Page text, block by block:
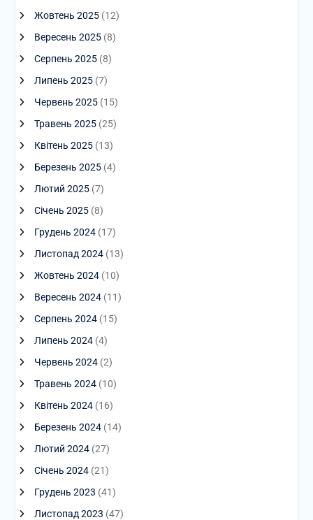
Жовтень 2025(12)
Вересень 2025(8)
Серпень 2025(8)
Липень 2025(7)
Червень 2025(15)
Травень 2025(25)
Квітень 2025(13)
Березень 2025(4)
Лютий 2025(7)
Січень 2025(8)
Грудень 2024(17)
Листопад 2024(13)
Жовтень 2024(10)
Вересень 2024(11)
Серпень 2024(15)
Липень 2024(4)
Червень 2024(2)
Травень 2024(10)
Квітень 2024(16)
Березень 2024(14)
Лютий 2024(27)
Січень 2024(21)
Грудень 2023 (41)
Листопад 2023 (47)